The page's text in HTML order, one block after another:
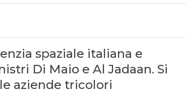
spaziale italiana e
Di Maio e Al Jadaan. Si
aziende tricolori